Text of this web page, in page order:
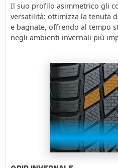
Il suo profilo asimmetrico gli
versatilità: ottimizza la tenuta
e bagnate, offrendo al tempo
negli ambienti invernali più